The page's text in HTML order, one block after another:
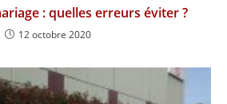
: quelles erreurs éviter ?
12 octobre 2020